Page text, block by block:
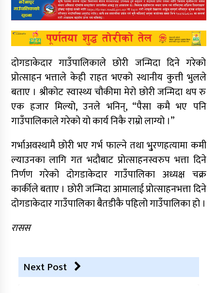
दोगडाकेदार गाउँपालिकाले छोरी जन्मिदा दिने गरेको
प्रोत्साहन भत्ताले केही राहत भएको स्थानीय कुत्ती भुलले
बताए । श्रीकोट स्वास्थ्य चौकीमा मेरो छोरी जन्मिदा थप रु
एक हजार मिल्यो, उनले भनिन्, “पैसा कमै भए पनि
गाउँपालिकाले गरेको यो कार्य निकै राम्रो लाग्यो ।”
गर्भाअवस्थामै छोरी भए गर्भ फाल्ने तथा भु्रणहत्यामा कमी
ल्याउनका लागि गत भदौबाट प्रोत्साहनस्वरुप भत्ता दिने
निर्णण गरेको दोगडाकेदार गाउँपालिका अध्यक्ष चक्र
कार्कीले बताए । छोरी जन्मिदा आमालाई प्रोत्साहनभत्ता दिने
दोगडाकेदार गाउँपालिका बैतडीकै पहिलो गाउँपालिका हो ।
रासस
Next Post